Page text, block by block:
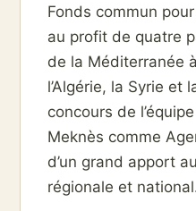
Fonds commun
au profit de quatre
de la Méditerranée
l’Algérie, la Syrie et
concours de
Meknès comme
d’un grand apport
régionale et